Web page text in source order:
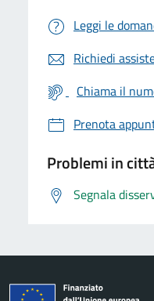
Leggi le
Richiedi
Chiama il
Prenota
Problemi in
Segnala